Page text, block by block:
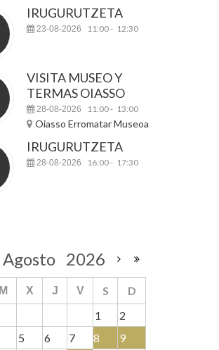
IRUGURUTZETA
23-08-2026 11:00- 12:30
VISITA MUSEO Y
TERMAS OIASSO
28-08-2026 11:00- 13:00
Oiasso Erromatar Museoa
IRUGURUTZETA
28-08-2026 16:00- 17:30
Agosto 2026
M X J V S
D
1
2
5 6 7 8
9